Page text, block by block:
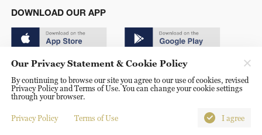
DOWNLOAD OUR APP
© China Radio International.CRI. All Rights Reserved. 16A
Shijingshan Road, Beijing, China. 100040
Our Privacy Statement & Cookie Policy
By continuing to browse our site you agree to our use of cookies, revised
Privacy Policy and Terms of Use. You can change your cookie settings
through your browser.
Privacy Policy Terms of Use I agree